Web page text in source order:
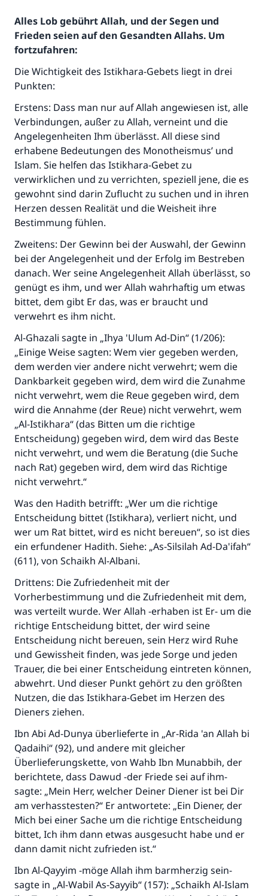
Alles Lob gebührt Allah, und der Segen und
Frieden seien auf den Gesandten Allahs. Um
fortzufahren:
Die Wichtigkeit des Istikhara-Gebets liegt in drei
Punkten:
Erstens: Dass man nur auf Allah angewiesen ist, alle
Verbindungen, außer zu Allah, verneint und die
Angelegenheiten Ihm überlässt. All diese sind
erhabene Bedeutungen des Monotheismus’ und
Islam. Sie helfen das Istikhara-Gebet zu
verwirklichen und zu verrichten, speziell jene, die es
gewohnt sind darin Zuflucht zu suchen und in ihren
Herzen dessen Realität und die Weisheit ihre
Bestimmung fühlen.
Zweitens: Der Gewinn bei der Auswahl, der Gewinn
bei der Angelegenheit und der Erfolg im Bestreben
danach. Wer seine Angelegenheit Allah überlässt, so
genügt es ihm, und wer Allah wahrhaftig um etwas
bittet, dem gibt Er das, was er braucht und
verwehrt es ihm nicht.
Al-Ghazali sagte in „Ihya 'Ulum Ad-Din“ (1/206):
„Einige Weise sagten: Wem vier gegeben werden,
dem werden vier andere nicht verwehrt; wem die
Dankbarkeit gegeben wird, dem wird die Zunahme
nicht verwehrt, wem die Reue gegeben wird, dem
wird die Annahme (der Reue) nicht verwehrt, wem
„Al-Istikhara“ (das Bitten um die richtige
Entscheidung) gegeben wird, dem wird das Beste
nicht verwehrt, und wem die Beratung (die Suche
nach Rat) gegeben wird, dem wird das Richtige
nicht verwehrt.“
Was den Hadith betrifft: „Wer um die richtige
Entscheidung bittet (Istikhara), verliert nicht, und
wer um Rat bittet, wird es nicht bereuen“, so ist dies
ein erfundener Hadith. Siehe: „As-Silsilah Ad-Da'ifah“
(611), von Schaikh Al-Albani.
Drittens: Die Zufriedenheit mit der
Vorherbestimmung und die Zufriedenheit mit dem,
was verteilt wurde. Wer Allah -erhaben ist Er- um die
richtige Entscheidung bittet, der wird seine
Entscheidung nicht bereuen, sein Herz wird Ruhe
und Gewissheit finden, was jede Sorge und jeden
Trauer, die bei einer Entscheidung eintreten können,
abwehrt. Und dieser Punkt gehört zu den größten
Nutzen, die das Istikhara-Gebet im Herzen des
Dieners ziehen.
Ibn Abi Ad-Dunya überlieferte in „Ar-Rida 'an Allah bi
Qadaihi“ (92), und andere mit gleicher
Überlieferungskette, von Wahb Ibn Munabbih, der
berichtete, dass Dawud -der Friede sei auf ihm-
sagte: „Mein Herr, welcher Deiner Diener ist bei Dir
am verhasstesten?“ Er antwortete: „Ein Diener, der
Mich bei einer Sache um die richtige Entscheidung
bittet, Ich ihm dann etwas ausgesucht habe und er
dann damit nicht zufrieden ist.“
Ibn Al-Qayyim -möge Allah ihm barmherzig sein-
sagte in „Al-Wabil As-Sayyib“ (157): „Schaikh Al-Islam